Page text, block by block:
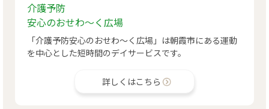
介護予防
安心のおせわ～く広場
「介護予防安心のおせわ～く広場」は朝霞市にある運動
を中心とした短時間のデイサービスです。
詳しくはこちら